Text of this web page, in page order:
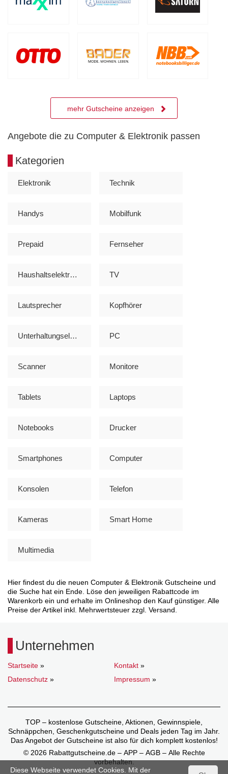
mehr Gutscheine anzeigen
Angebote die zu Computer & Elektronik passen
Kategorien
Elektronik Technik
Handys Mobilfunk
Prepaid Fernseher
Haushaltselektronik TV
Lautsprecher Kopfhörer
Unterhaltungselektronik PC
Scanner Monitore
Tablets Laptops
Notebooks Drucker
Smartphones Computer
Konsolen Telefon
Kameras Smart Home
Multimedia
Hier findest du die neuen Computer & Elektronik Gutscheine und
die Suche hat ein Ende. Löse den jeweiligen Rabattcode im
Warenkorb ein und erhalte im Onlineshop den Kauf günstiger. Alle
Preise der Artikel inkl. Mehrwertsteuer zzgl. Versand.
Unternehmen
Startseite » Kontakt »
Datenschutz » Impressum »
TOP – kostenlose Gutscheine, Aktionen, Gewinnspiele,
Schnäppchen, Geschenkgutscheine und Deals jeden Tag im Jahr.
Das Angebot der Gutscheine ist also für dich komplett kostenlos!
© 2026 Rabattgutscheine.de – APP – AGB – Alle Rechte
vorbehalten.
Diese Webseite verwendet Cookies. Mit der